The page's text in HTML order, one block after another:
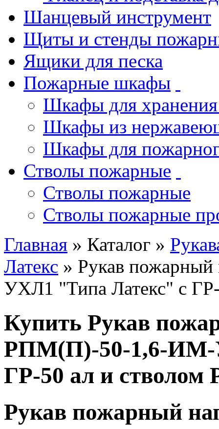
Шанцевый инструмент
Щиты и стенды
Ящики для песка
Пожарные шкафы
Шкафы для хранения
Шкафы из
Шкафы для
Стволы пожарные
Стволы пожарные
Стволы пожарные
Главная » Каталог »
Латекс » Рукав
УХЛ1 "Типа Латекс" с
Купить Рукав
РПМ(П)-50-1,6-ИМ-
ГР-50 ал и стволом
Рукав пожарный